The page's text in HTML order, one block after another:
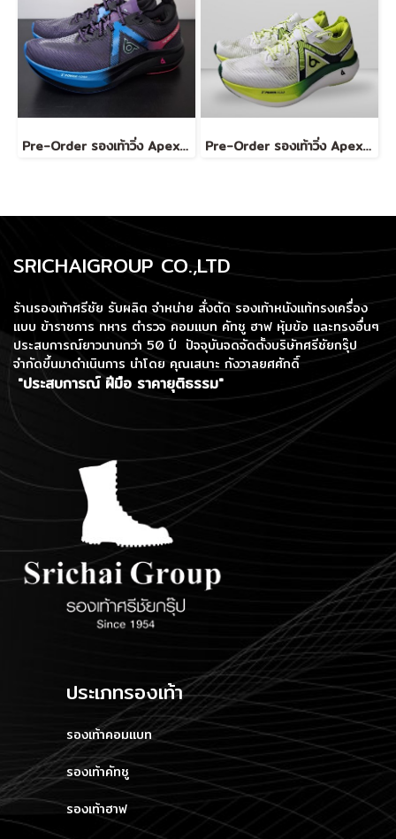
Pre-Order รองเท้าวิ่ง Apex Beat Swift (Violet/Black) Pre-Order รองเท้าวิ่ง Apex Beat Swift (White/Green)
SRICHAIGROUP CO.,LTD
ร้านรองเท้าศรีชัย รับผลิต จำหน่าย สั่งตัด รองเท้าหนังแท้ทรงเครื่อง
แบบ ข้าราชการ ทหาร ตำรวจ คอมแบท คัทชู ฮาฟ หุ้มข้อ และทรงอื่นๆ
ประสบการณ์ยาวนานกว่า 50 ปี ปัจจุบันจดจัดตั้งบริษัทศรีชัยกรุ๊ป
จำกัดขึ้นมาดำเนินการ นำโดย คุณเสนาะ กังวาลยศศักดิ์
"ประสบการณ์ ฝีมือ ราคายุติธรรม"
ประเภทรองเท้า
รองเท้าคอมแบท
รองเท้าคัทชู
รองเท้าฮาฟ